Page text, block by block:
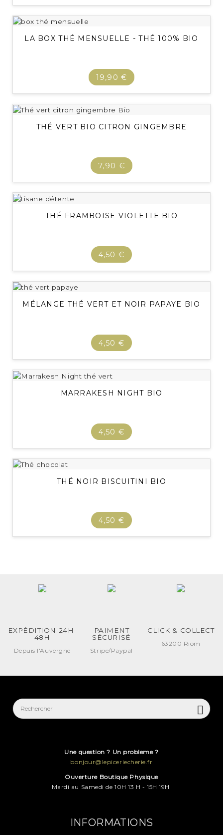
LA BOX THÉ MENSUELLE - THÉ 100% BIO
19,90 €
THÉ VERT BIO CITRON GINGEMBRE
7,90 €
THÉ FRAMBOISE VIOLETTE BIO
4,50 €
MÉLANGE THÉ VERT ET NOIR PAPAYE BIO
4,50 €
MARRAKESH NIGHT BIO
4,50 €
THÉ NOIR BISCUITINI BIO
4,50 €
EXPÉDITION 24H-
48H
Depuis l'Auvergne
PAIMENT
SÉCURISÉ
Stripe/Paypal
CLICK & COLLECT
63200 Riom

Une question ? Un probleme ?
bonjour@lepiceriecherie.fr
Ouverture Boutique Physique
Mardi au Samedi de 10H 13 H - 15H 19H
INFORMATIONS